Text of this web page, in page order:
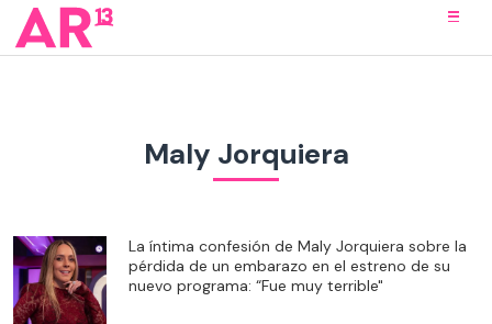
Maly Jorquiera
La íntima confesión de Maly Jorquiera sobre la
pérdida de un embarazo en el estreno de su
nuevo programa: “Fue muy terrible"